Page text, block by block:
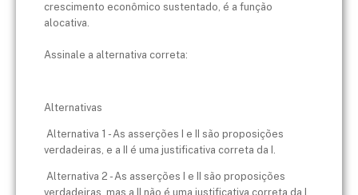
crescimento econômico sustentado, é a função
alocativa.
Assinale a alternativa correta:
Alternativas
Alternativa 1 - As asserções I e II são proposições
verdadeiras, e a II é uma justificativa correta da I.
Alternativa 2 - As asserções I e II são proposições
verdadeiras, mas a II não é uma justificativa correta da I.